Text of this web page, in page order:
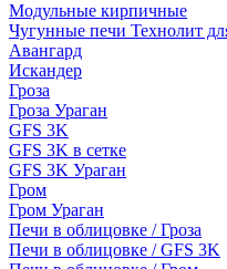
Модульные кирпичные
Чугунные печи Технолит
Авангард
Искандер
Гроза
Гроза Ураган
GFS 3K
GFS 3K в сетке
GFS 3K Ураган
Гром
Гром Ураган
Печи в облицовке / Гроза
Печи в облицовке / GFS 3K